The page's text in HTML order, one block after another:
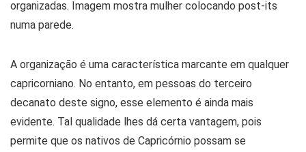
A organização é uma característica marcante em qualquer
capricorniano. No entanto, em pessoas do terceiro
decanato deste signo, esse elemento é ainda mais
evidente. Tal qualidade lhes dá certa vantagem, pois
permite que os nativos de Capricórnio possam se